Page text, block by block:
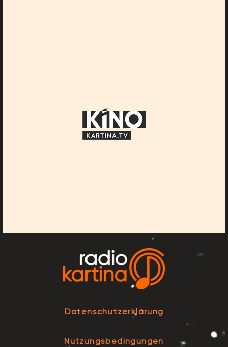
Datenschutzerklärung
Nutzungsbedingungen